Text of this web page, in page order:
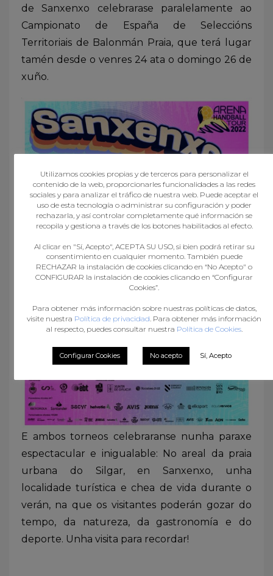
de Sanxenxo celebrarase paralelamente ao
Campionato de España de Seleccións
Territoriais de Balonmán Praia, que terá lugar
tamén desde o venres 24 ata o domingo 26 de
xuño.
E ambos torneos celebraranse nunha paraxe
espectacular e inigualable: No areal da praia
urbana do Silgar, en Sanxenxo, unha
localidade turística e chea de vida durante o
verán, na que os visitantes poderán gozar do
tempo, da natureza, da gastronomía e do
deporte. Unha visita para recordar!
Utilizamos cookies propias y de terceros para personalizar el
contenido de la web, proporcionarles funcionalidades a las redes
sociales y para analizar el tráfico de nuestra web. Puede aceptar el
uso de esta tecnología o administrar su configuración y poder
rechazarla, y así controlar completamente qué información se
recopila y gestiona a través de los botones habilitados al efecto.
Al clicar en "Sí, Acepto", ACEPTA SU USO, si bien podrá retirar su
consentimiento en cualquier momento. También puede
RECHAZAR la instalación de cookies clicando en “No Acepto" o
CONFIGURAR la instalación de cookies clicando en “Configurar
Cookies”.
Para obtener más información sobre nuestras políticas de datos,
visite nuestra Política de privacidad . Para obtener más información
al respecto, puedes consultar nuestra Política de Cookies.
Configurar Cookies No acepto Sí, Acepto